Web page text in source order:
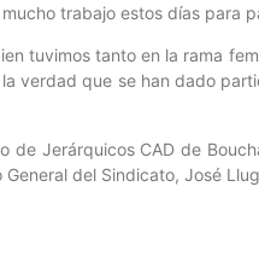
trabajo estos días para
tuvimos tanto en la rama
verdad que se han dado
Jerárquicos CAD de
del Sindicato, José